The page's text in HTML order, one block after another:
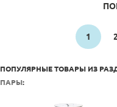
1
ПОПУЛЯРНЫЕ ТОВАРЫ ИЗ
ПАРЫ: